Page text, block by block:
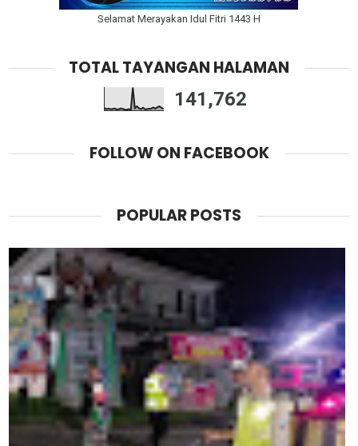
Selamat Merayakan Idul Fitri 1443 H
TOTAL TAYANGAN HALAMAN
141,762
FOLLOW ON FACEBOOK
POPULAR POSTS